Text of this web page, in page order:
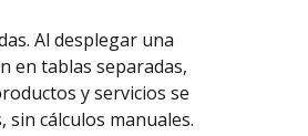
Al desplegar una
en tablas separadas,
y servicios se
cálculos manuales.